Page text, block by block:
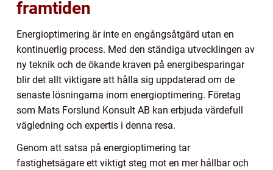
framtiden
Energioptimering är inte en engångsåtgärd utan en
kontinuerlig process. Med den ständiga utvecklingen av
ny teknik och de ökande kraven på energibesparingar
blir det allt viktigare att hålla sig uppdaterad om de
senaste lösningarna inom energioptimering. Företag
som Mats Forslund Konsult AB kan erbjuda värdefull
vägledning och expertis i denna resa.
Genom att satsa på energioptimering tar
fastighetsägare ett viktigt steg mot en mer hållbar och